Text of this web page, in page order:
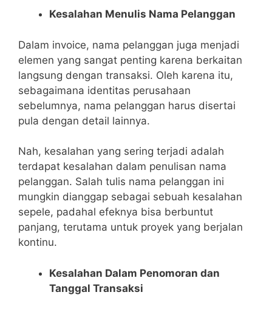
Kesalahan Menulis Nama Pelanggan
Dalam invoice, nama pelanggan juga menjadi
elemen yang sangat penting karena berkaitan
langsung dengan transaksi. Oleh karena itu,
sebagaimana identitas perusahaan
sebelumnya, nama pelanggan harus disertai
pula dengan detail lainnya.
Nah, kesalahan yang sering terjadi adalah
terdapat kesalahan dalam penulisan nama
pelanggan. Salah tulis nama pelanggan ini
mungkin dianggap sebagai sebuah kesalahan
sepele, padahal efeknya bisa berbuntut
panjang, terutama untuk proyek yang berjalan
kontinu.
Kesalahan Dalam Penomoran dan
Tanggal Transaksi